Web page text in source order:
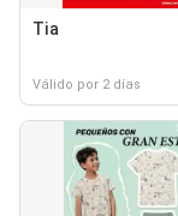
Tia
Válido por 2 días